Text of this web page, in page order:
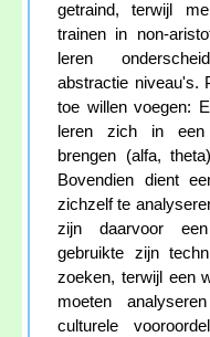
getraind, terwijl
trainen in non-
leren
abstractie niveau's.
toe willen voegen:
leren zich in een
brengen (alfa,
Bovendien dient
zichzelf te
zijn daarvoor
gebruikte zijn
zoeken, terwijl een
moeten
culturele